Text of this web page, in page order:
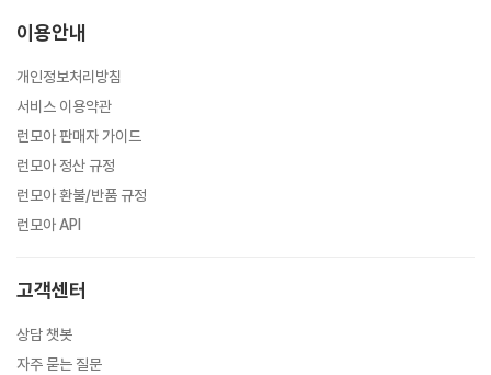
이용안내
개인정보처리방침
서비스 이용약관
런모아 판매자 가이드
런모아 정산 규정
런모아 환불/반품 규정
런모아 API
고객센터
상담 챗봇
자주 묻는 질문